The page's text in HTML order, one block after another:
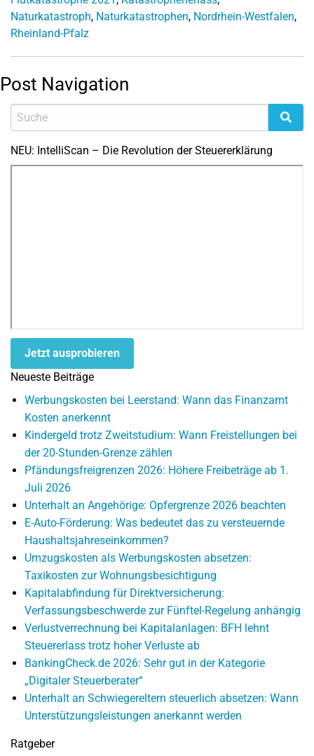
Naturkatastroph, Naturkatastrophen, Nordrhein-Westfalen,
Rheinland-Pfalz
Post Navigation
NEU: IntelliScan – Die Revolution der Steuererklärung
Jetzt ausprobieren
Neueste Beiträge
Werbungskosten bei Leerstand: Wann das Finanzamt
Kosten anerkennt
Kindergeld trotz Zweitstudium: Wann Freistellungen bei
der 20-Stunden-Grenze zählen
Pfändungsfreigrenzen 2026: Höhere Freibeträge ab 1.
Juli 2026
Unterhalt an Angehörige: Opfergrenze 2026 beachten
E-Auto-Förderung: Was bedeutet das zu versteuernde
Haushaltsjahreseinkommen?
Umzugskosten als Werbungskosten absetzen:
Taxikosten zur Wohnungsbesichtigung
Kapitalabfindung für Direktversicherung:
Verfassungsbeschwerde zur Fünftel-Regelung anhängig
Verlustverrechnung bei Kapitalanlagen: BFH lehnt
Steuererlass trotz hoher Verluste ab
BankingCheck.de 2026: Sehr gut in der Kategorie
„Digitaler Steuerberater“
Unterhalt an Schwiegereltern steuerlich absetzen: Wann
Unterstützungsleistungen anerkannt werden
Ratgeber